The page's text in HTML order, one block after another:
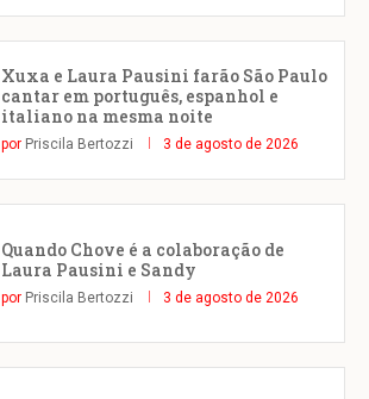
Xuxa e Laura Pausini farão São Paulo
cantar em português, espanhol e
italiano na mesma noite
por Priscila Bertozzi 3 de agosto de 2026
Quando Chove é a colaboração de
Laura Pausini e Sandy
por Priscila Bertozzi 3 de agosto de 2026